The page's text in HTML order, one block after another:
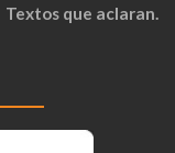
Textos que aclaran.